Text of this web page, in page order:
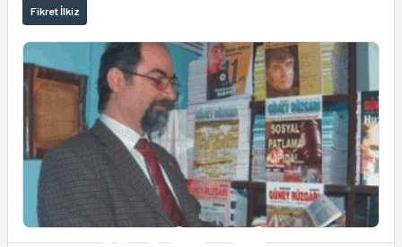
Fikret İlkiz